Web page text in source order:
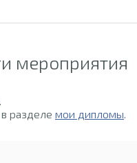
мероприятия
.
разделе мои дипломы.